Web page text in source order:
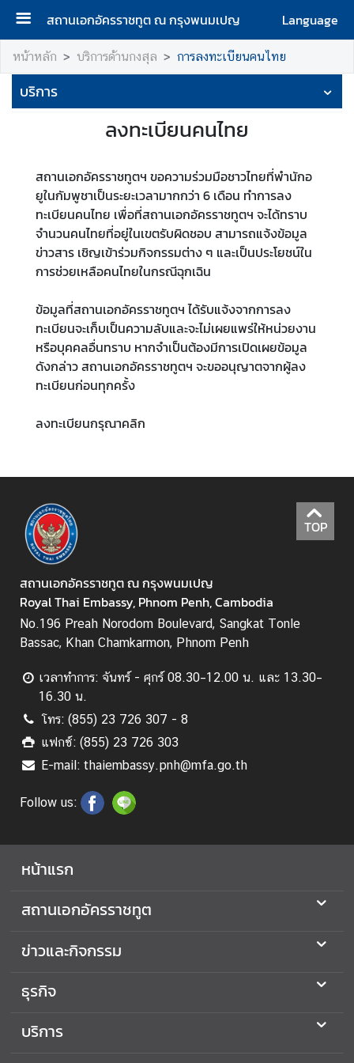
สถานเอกอัครราชทูต ณ กรุงพนมเปญ
Language
ห
น้
า
แ
เ
กี่
ย
ว
กั
บ
ถ
า
น
เ
อ
อั
า
ช
ทู
ต
ฯ
ข่
า
แ
ล
กิ
จ
ร
ร
จ
ข้
มู
หน้าหลัก บริการด้านกงสุล การลงทะเบียนคนไทย
บริการ
ลงทะเบียนคนไทย
สถานเอกอัครราชทูตฯ ขอความร่วมมือชาวไทยที่พำนักอ
ยูในกัมพูชาเป็นระยะเวลามากกว่า 6 เดือน ทำการลง
ทะเบียนคนไทย เพื่อที่สถานเอกอัครราชทูตฯ จะได้ทราบ
จำนวนคนไทยที่อยู่ในเขตรับผิดชอบ สามารถแจ้งข้อมูล
ข่าวสาร เชิญเข้าร่วมกิจกรรมต่าง ๆ และเป็นประโยชน์ใน
การช่วยเหลือคนไทยในกรณีฉุกเฉิน
ข้อมูลที่สถานเอกอัครราชทูตฯ ได้รับแจ้งจากการลง
ทะเบียนจะเก็บเป็นความลับและจะไม่เผยแพร่ให้หน่วยงาน
หรือบุคคลอื่นทราบ หากจำเป็นต้องมีการเปิดเผยข้อมูล
ดังกล่าว สถานเอกอัครราชทูตฯ จะขออนุญาตจากผู้ลง
ทะเบียนก่อนทุกครั้ง
ลงทะเบียนกรุณาคลิก
TOP
สถานเอกอัครราชทูต ณ กรุงพนมเปญ
Royal Thai Embassy, Phnom Penh, Cambodia
No.196 Preah Norodom Boulevard, Sangkat Tonle
Bassac, Khan Chamkarmon, Phnom Penh
เวลาทำการ: จันทร์ - ศุกร์ 08.30–12.00 น. และ 13.30–
16.30 น.
โทร: (855) 23 726 307 - 8
แฟกซ์: (855) 23 726 303
E-mail: thaiembassy.pnh@mfa.go.th
Follow us:
หน้าแรก
สถานเอกอัครราชทูต
ข่าวและกิจกรรม
ธุรกิจ
บริการ